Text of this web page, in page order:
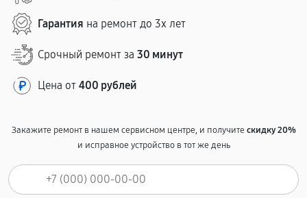
Гарантия на ремонт до 3х лет
Срочный ремонт за 30 минут
Цена от 400 рублей
Закажите ремонт в нашем сервисном центре, и получитескидку 20%
и исправное устройство в тот же день